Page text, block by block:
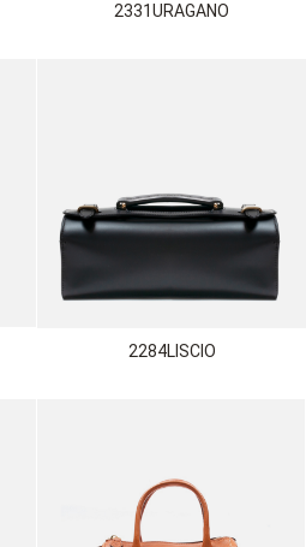
2331URAGANO
2284LISCIO